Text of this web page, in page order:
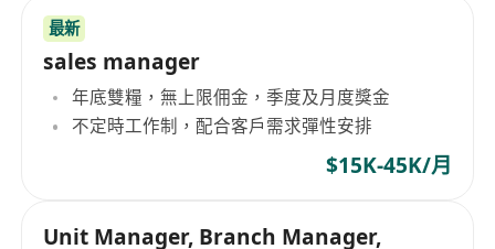
最新
sales manager
年底雙糧，無上限佣金，季度及月度獎金
不定時工作制，配合客戶需求彈性安排
$15K-45K/月
Unit Manager, Branch Manager,